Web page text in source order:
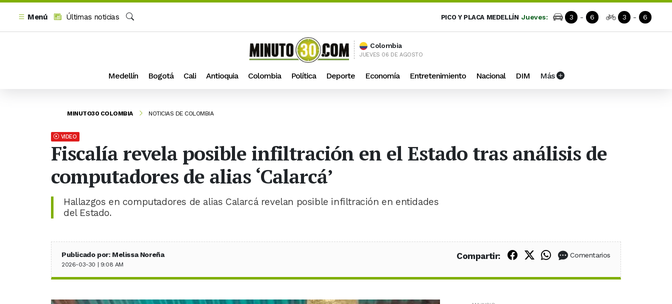
Menú
Últimas noticias
PICO Y PLACA MEDELLÍN Jueves: 3 - 6 3 - 6
Colombia
JUEVES 06 DE AGOSTO
Medellín Bogotá Cali Antioquia Colombia Política Deporte Economía Entretenimiento Nacional DIM Más
MINUTO30 COLOMBIA NOTICIAS DE COLOMBIA
VIDEO
Fiscalía revela posible infiltración en el Estado tras análisis de
computadores de alias ‘Calarcá’
Hallazgos en computadores de alias Calarcá revelan posible infiltración en entidades
del Estado.
Publicado por: Melissa Noreña
2026-03-30 | 9:08 AM
Compartir: Compartir en Facebook
Compartir en X (Twitter)
Compartir en WhatsApp
Comentarios